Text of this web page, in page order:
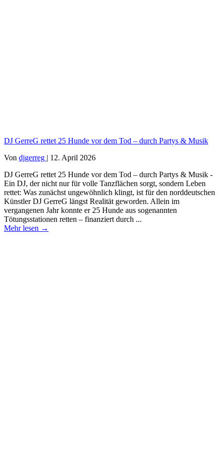
DJ GerreG rettet 25 Hunde vor dem Tod – durch Partys & Musik
Von djgerreg | 12. April 2026
DJ GerreG rettet 25 Hunde vor dem Tod – durch Partys & Musik -
Ein DJ, der nicht nur für volle Tanzflächen sorgt, sondern Leben
rettet: Was zunächst ungewöhnlich klingt, ist für den norddeutschen
Künstler DJ GerreG längst Realität geworden. Allein im
vergangenen Jahr konnte er 25 Hunde aus sogenannten
Tötungsstationen retten – finanziert durch ...
Mehr lesen →